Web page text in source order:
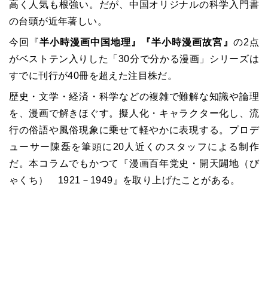
高く人気も根強い。だが、中国オリジナルの科学入門書
の台頭が近年著しい。
今回『半小時漫画中国地理』『半小時漫画故宮 』 の2点
がベストテン入りした「30分で分かる漫画」シリーズは
すでに刊行が40冊を超えた注目株だ。
歴史・文学・経済・科学などの複雑で難解な知識や論理
を、漫画で解きほぐす。擬人化・キャラクター化し、流
行の俗語や風俗現象に乗せて軽やかに表現する。プロデ
ューサー陳磊を筆頭に20人近くのスタッフによる制作
だ。本コラムでもかつて『漫画百年党史・開天闢地（び
ゃくち） 1921－1949』を取り上げたことがある。